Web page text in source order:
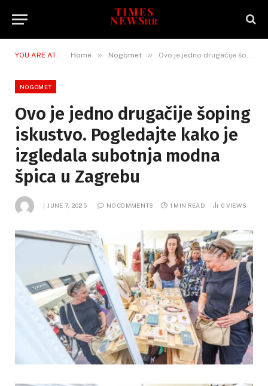
YOU ARE AT: Home » Nogomet » Ovo je jedno drugačije šoping iskustvo. Pogledajte kako je izgledala subotnja modna špica u Zagrebu
NOGOMET
Ovo je jedno drugačije šoping
iskustvo. Pogledajte kako je
izgledala subotnja modna
špica u Zagrebu
JUNE 7, 2025 NO COMMENTS 1 MIN READ 0 VIEWS